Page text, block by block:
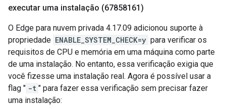
executar uma instalação (67858161)
O Edge para nuvem privada 4.17.09 adicionou suporte à
propriedade ENABLE_SYSTEM_CHECK=y para verificar os
requisitos de CPU e memória em uma máquina como parte
de uma instalação. No entanto, essa verificação exigia que
você fizesse uma instalação real. Agora é possível usar a
flag " -t " para fazer essa verificação sem precisar fazer
uma instalação: